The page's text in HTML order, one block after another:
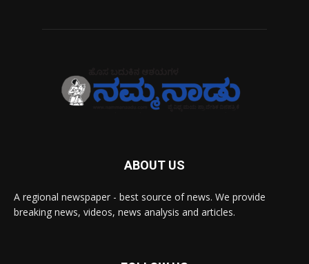
ABOUT US
A regional newspaper - best source of news. We provide
breaking news, videos, news analysis and articles.